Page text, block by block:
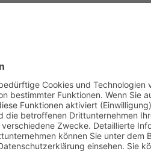
стопы сразу?
на лечение моей больничной кассой?